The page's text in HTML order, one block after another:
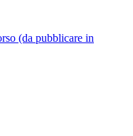
(da pubblicare in